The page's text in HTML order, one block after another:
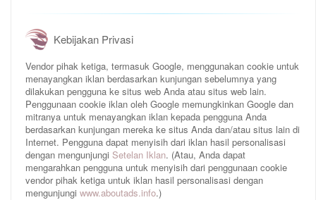
Kebijakan Privasi
Vendor pihak ketiga, termasuk Google, menggunakan cookie untuk
menayangkan iklan berdasarkan kunjungan sebelumnya yang
dilakukan pengguna ke situs web Anda atau situs web lain.
Penggunaan cookie iklan oleh Google memungkinkan Google dan
mitranya untuk menayangkan iklan kepada pengguna Anda
berdasarkan kunjungan mereka ke situs Anda dan/atau situs lain di
Internet. Pengguna dapat menyisih dari iklan hasil personalisasi
dengan mengunjungi Setelan Iklan. (Atau, Anda dapat
mengarahkan pengguna untuk menyisih dari penggunaan cookie
vendor pihak ketiga untuk iklan hasil personalisasi dengan
mengunjungi www.aboutads.info.)